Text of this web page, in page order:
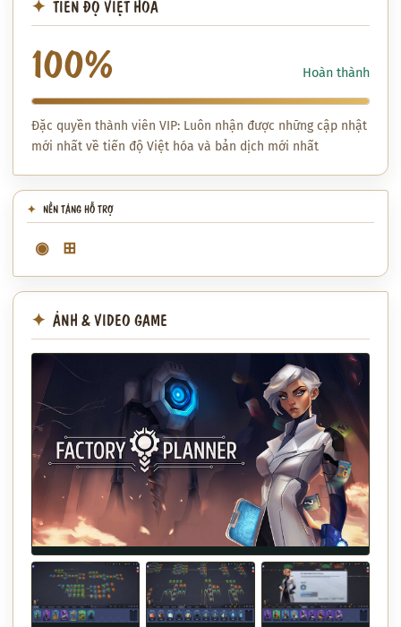
TIẾN ĐỘ VIỆT HÓA
100% Hoàn thành
Đặc quyền thành viên VIP: Luôn nhận được những cập nhật
mới nhất về tiến độ Việt hóa và bản dịch mới nhất
NỀN TẢNG HỖ TRỢ
◉ ⊞
ẢNH & VIDEO GAME